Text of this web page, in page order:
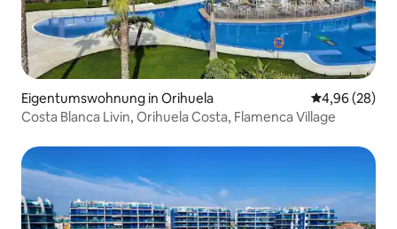
Eigentumswohnung in Orihuela
4,96 (28)
Costa Blanca Livin, Orihuela Costa, Flamenca Village